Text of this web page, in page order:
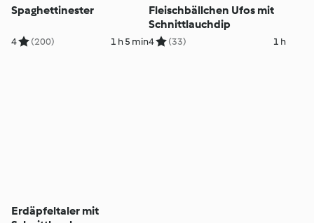
Spaghettinester
4 (200) 1 h 5 min
Fleischbällchen Ufos mit
Schnittlauchdip
4 (33) 1 h
Erdäpfeltaler mit